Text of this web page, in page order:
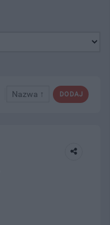
DODAJ
Nazwa ↑